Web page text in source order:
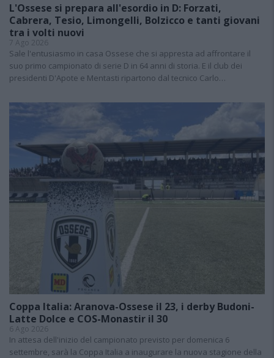
L'Ossese si prepara all'esordio in D: Forzati,
Cabrera, Tesio, Limongelli, Bolzicco e tanti giovani
tra i volti nuovi
7 Ago 2026
Sale l'entusiasmo in casa Ossese che si appresta ad affrontare il
suo primo campionato di serie D in 64 anni di storia. E il club dei
presidenti D'Apote e Mentasti ripartono dal tecnico Carlo…
Coppa Italia: Aranova-Ossese il 23, i derby Budoni-
Latte Dolce e COS-Monastir il 30
6 Ago 2026
In attesa dell'inizio del campionato previsto per domenica 6
settembre, sarà la Coppa Italia a inaugurare la nuova stagione della